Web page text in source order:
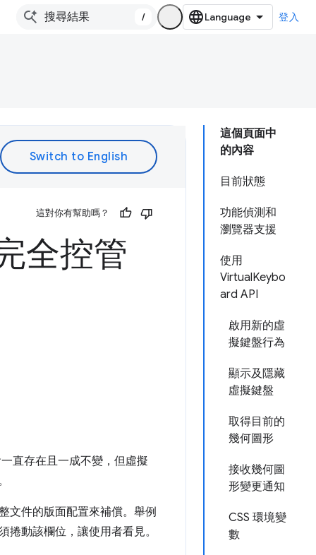
/ 登入
這個頁面中
的內容
目前狀態
功能偵測和
瀏覽器支援
使用
VirtualKeybo
ard API
啟用新的虛
擬鍵盤行為
顯示及隱藏
虛擬鍵盤
取得目前的
幾何圖形
接收幾何圖
形變更通知
CSS 環境變
數
這對你有幫助嗎？
全控管
直存在且一成不變，但虛擬
文件的版面配置來補償。舉例
動該欄位，讓使用者看見。